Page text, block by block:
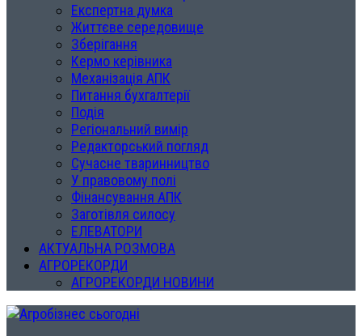
Експертна думка
Життєве середовище
Зберігання
Кермо керівника
Механізація АПК
Питання бухгалтерії
Подія
Регіональний вимір
Редакторський погляд
Сучасне тваринництво
У правовому полі
Фінансування АПК
Заготівля силосу
ЕЛЕВАТОРИ
АКТУАЛЬНА РОЗМОВА
АГРОРЕКОРДИ
АГРОРЕКОРДИ НОВИНИ